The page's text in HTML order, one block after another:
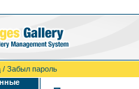
/ Забыл пароль